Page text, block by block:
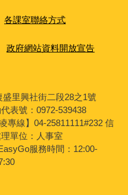
各課室聯絡方式
政府網站資料開放宣告
里興社街二段28之1號
表號：0972-539438
專線】04-25811111#232 信
單位：人事室
服務時間：12:00-